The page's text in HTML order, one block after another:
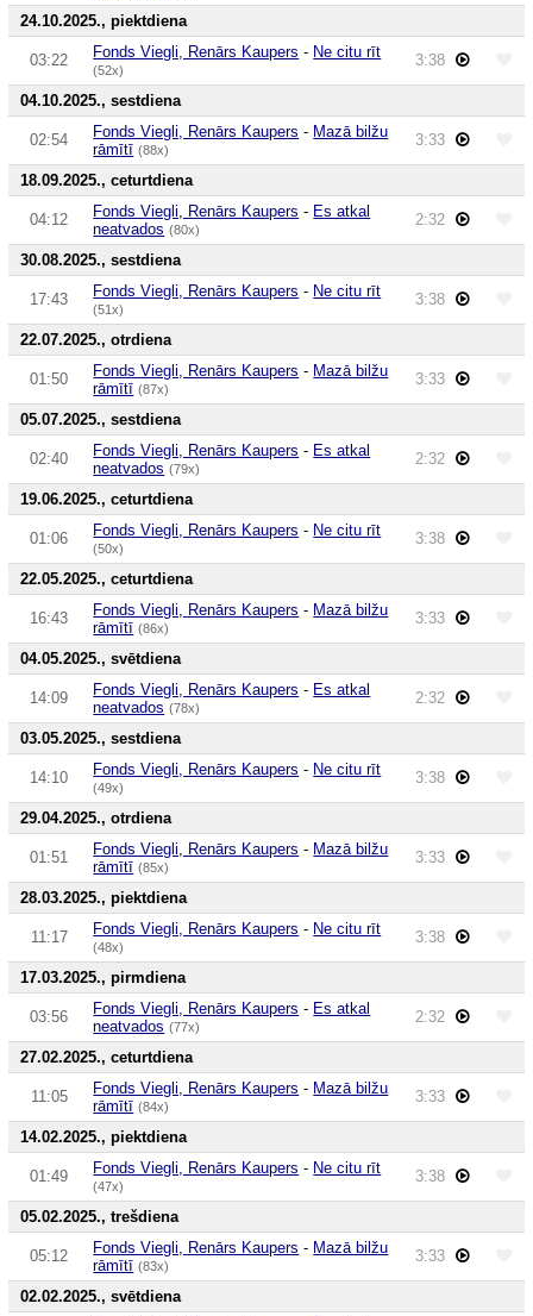
24.10.2025., piektdiena
03:22 Fonds Viegli, Renārs Kaupers - Ne citu rīt
(52x)
3:38
04.10.2025., sestdiena
02:54 Fonds Viegli, Renārs Kaupers - Mazā bilžu
rāmītī (88x)
3:33
18.09.2025., ceturtdiena
04:12 Fonds Viegli, Renārs Kaupers - Es atkal
neatvados (80x)
2:32
30.08.2025., sestdiena
17:43 Fonds Viegli, Renārs Kaupers - Ne citu rīt
(51x)
3:38
22.07.2025., otrdiena
01:50 Fonds Viegli, Renārs Kaupers - Mazā bilžu
rāmītī (87x)
3:33
05.07.2025., sestdiena
02:40 Fonds Viegli, Renārs Kaupers - Es atkal
neatvados (79x)
2:32
19.06.2025., ceturtdiena
01:06 Fonds Viegli, Renārs Kaupers - Ne citu rīt
(50x)
3:38
22.05.2025., ceturtdiena
16:43 Fonds Viegli, Renārs Kaupers - Mazā bilžu
rāmītī (86x)
3:33
04.05.2025., svētdiena
14:09 Fonds Viegli, Renārs Kaupers - Es atkal
neatvados (78x)
2:32
03.05.2025., sestdiena
14:10 Fonds Viegli, Renārs Kaupers - Ne citu rīt
(49x)
3:38
29.04.2025., otrdiena
01:51 Fonds Viegli, Renārs Kaupers - Mazā bilžu
rāmītī (85x)
3:33
28.03.2025., piektdiena
11:17 Fonds Viegli, Renārs Kaupers - Ne citu rīt
(48x)
3:38
17.03.2025., pirmdiena
03:56 Fonds Viegli, Renārs Kaupers - Es atkal
neatvados (77x)
2:32
27.02.2025., ceturtdiena
11:05 Fonds Viegli, Renārs Kaupers - Mazā bilžu
rāmītī (84x)
3:33
14.02.2025., piektdiena
01:49 Fonds Viegli, Renārs Kaupers - Ne citu rīt
(47x)
3:38
05.02.2025., trešdiena
05:12 Fonds Viegli, Renārs Kaupers - Mazā bilžu
rāmītī (83x)
3:33
02.02.2025., svētdiena